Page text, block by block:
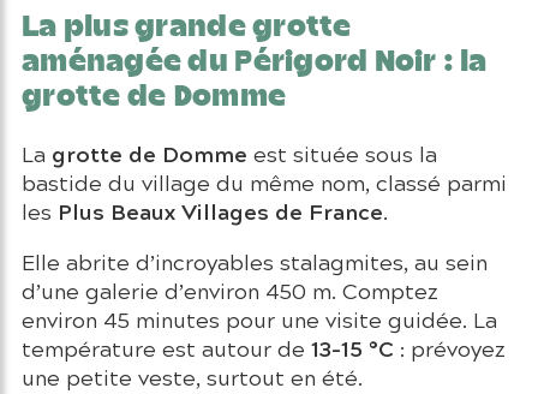
La plus grande grotte
aménagée du Périgord Noir : la
grotte de Domme
La grotte de Domme est située sous la
bastide du village du même nom, classé parmi
les Plus Beaux Villages de France.
Elle abrite d’incroyables stalagmites, au sein
d’une galerie d’environ 450 m. Comptez
environ 45 minutes pour une visite guidée. La
température est autour de 13–15 °C : prévoyez
une petite veste, surtout en été.